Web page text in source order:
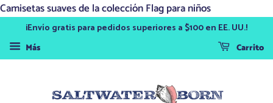
Camisetas suaves de la colección Flag para niños
¡Envío gratis para pedidos superiores a $100 en EE. UU.!
Más
Carrito